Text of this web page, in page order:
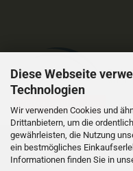
Diese Webseite
Technologien
Wir verwenden Cookies und
Drittanbietern, um die
gewährleisten, die Nutzung
ein bestmögliches
Informationen finden Sie in
Alle Preise sind
Online Shopby Gambio.de